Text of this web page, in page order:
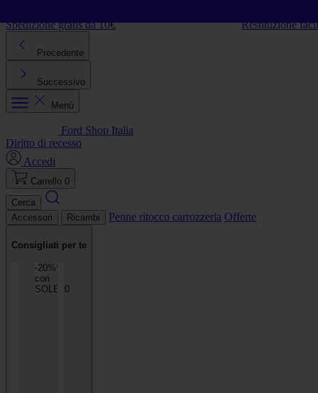
Spedizione gratis da 10€
Restituzione
Precedente
Successivo
Menù
Ford Shop Italia
Diritto di recesso
Accedi
Carrello 0
Cerca
Accessori
Ricambi Penne ritocco carrozzeria Offerte
Consigliati per te
-20%**
con
SOLE20